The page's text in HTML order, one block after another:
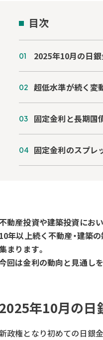
目次
2025年10月の日
超低水準が続く変
固定金利と長期国
固定金利のスプレ
動産投資や建築投資にお
10年以上続く不動産・建築
まります。
回は金利の動向と見通し
2025年10月の日
政権となり初めての日銀